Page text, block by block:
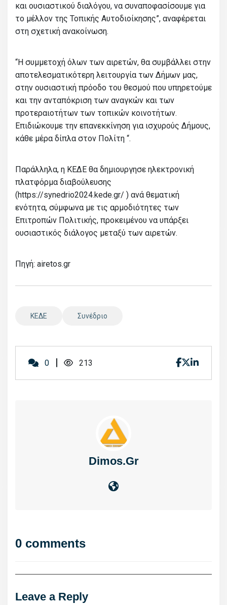
και ουσιαστικού διαλόγου, να συναποφασίσουμε για
το μέλλον της Τοπικής Αυτοδιοίκησης”, αναφέρεται
στη σχετική ανακοίνωση.
“Η συμμετοχή όλων των αιρετών, θα συμβάλλει στην
αποτελεσματικότερη λειτουργία των Δήμων μας,
στην ουσιαστική πρόοδο του θεσμού που υπηρετούμε
και την ανταπόκριση των αναγκών και των
προτεραιοτήτων των τοπικών κοινοτήτων.
Επιδιώκουμε την επανεκκίνηση για ισχυρούς Δήμους,
κάθε μέρα δίπλα στον Πολίτη “.
Παράλληλα, η ΚΕΔΕ θα δημιουργησε ηλεκτρονική
πλατφόρμα διαβούλευσης
(https://synedrio2024.kede.gr/ ) ανά θεματική
ενότητα, σύμφωνα με τις αρμοδιότητες των
Επιτροπών Πολιτικής, προκειμένου να υπάρξει
ουσιαστικός διάλογος μεταξύ των αιρετών.
Πηγή: airetos.gr
ΚΕΔΕ Συνέδριο
0 213
Dimos.gr
0 comments
Leave a Reply